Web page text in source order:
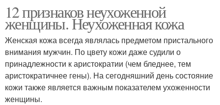
12 признаков неухоженной
женщины. Неухоженная кожа
Женская кожа всегда являлась предметом пристального
внимания мужчин. По цвету кожи даже судили о
принадлежности к аристократии (чем бледнее, тем
аристократичнее гены). На сегодняшний день состояние
кожи также является важным показателем ухоженности
женщины.